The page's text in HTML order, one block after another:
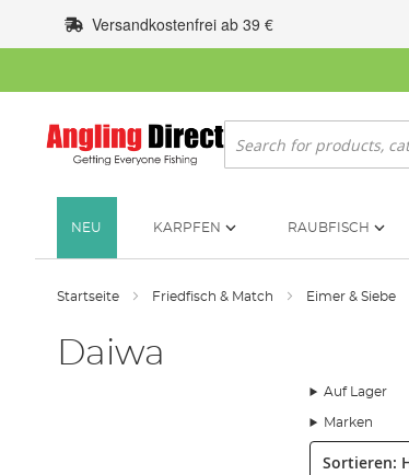
Inhalt
springen
Versandkostenfrei ab 39 €
Suche
NEU KARPFEN RAUBFISCH
Startseite Friedfisch & Match Eimer & Siebe
Daiwa
Auf Lager
Marken
Sortieren: